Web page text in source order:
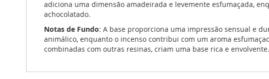
adiciona uma dimensão amadeirada e levemente esfumaçada,
achocolatado.
Notas de Fundo: A base proporciona uma impressão sensual e
animálico, enquanto o incenso contribui com um aroma
combinadas com outras resinas, criam uma base rica e envolvente.